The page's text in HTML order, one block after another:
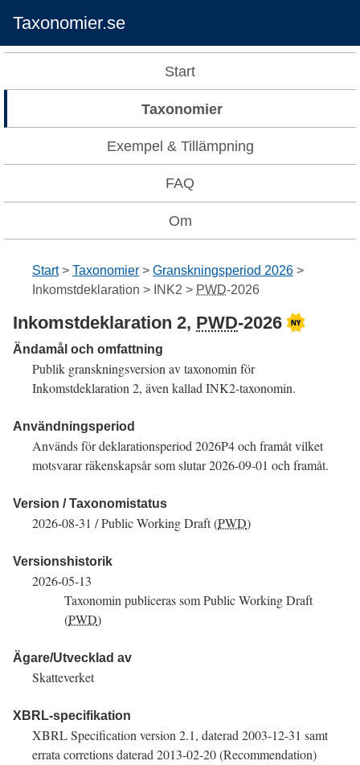
Taxonomier.se
Start
Taxonomier
Exempel & Tillämpning
FAQ
Om
Start Taxonomier
Granskningsperiod 2026
Inkomstdeklaration
INK2 PWD-2026
Inkomstdeklaration 2, PWD-2026
Ändamål och omfattning
Publik granskningsversion av taxonomin för
Inkomstdeklaration 2, även kalladINK2-taxonomin.
Användningsperiod
Används för deklarationsperiod2026P4och framåt vilket
motsvarar räkenskapsår som slutar2026-09-01 och framåt.
Version / Taxonomistatus
2026-08-31 /Public Working Draft (PWD)
Versionshistorik
2026-05-13
Taxonomin publiceras somPublic Working Draft
(PWD)
Ägare/Utvecklad av
Skatteverket
XBRL-specifikation
XBRLSpecification version 2.1, daterad2003-12-31 samt
errata corretionsdaterad2013-02-20(Recommendation)